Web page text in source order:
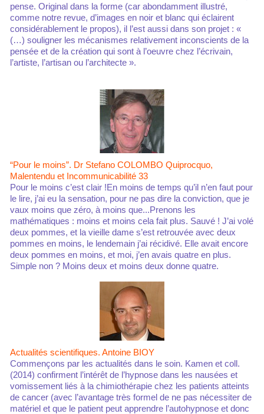
pense. Original dans la forme (car abondamment illustré,
comme notre revue, d’images en noir et blanc qui éclairent
considérablement le propos), il l’est aussi dans son projet : «
(…) souligner les mécanismes relativement inconscients de la
pensée et de la création qui sont à l’oeuvre chez l’écrivain,
l’artiste, l’artisan ou l’architecte ».
“Pour le moins”. Dr Stefano COLOMBO Quiprocquo,
Malentendu et Incommunicabilité 33
Pour le moins c’est clair !En moins de temps qu’il n’en faut pour
le lire, j’ai eu la sensation, pour ne pas dire la conviction, que je
vaux moins que zéro, à moins que...Prenons les
mathématiques : moins et moins cela fait plus. Sauvé ! J’ai volé
deux pommes, et la vieille dame s’est retrouvée avec deux
pommes en moins, le lendemain j’ai récidivé. Elle avait encore
deux pommes en moins, et moi, j’en avais quatre en plus.
Simple non ? Moins deux et moins deux donne quatre.
Actualités scientifiques. Antoine BIOY
Commençons par les actualités dans le soin. Kamen et coll.
(2014) confirment l’intérêt de l’hypnose dans les nausées et
vomissement liés à la chimiothérapie chez les patients atteints
de cancer (avec l’avantage très formel de ne pas nécessiter de
matériel et que le patient peut apprendre l’autohypnose et donc